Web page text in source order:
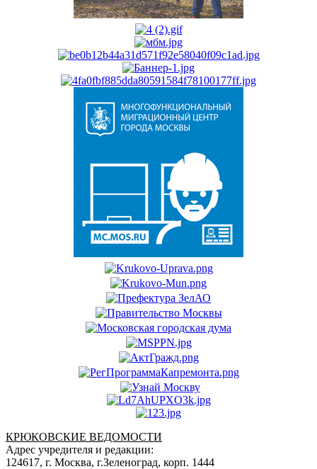
КРЮКОВСКИЕ ВЕДОМОСТИ
Адрес учредителя и редакции:
124617, г. Москва, г.Зеленоград, корп. 1444